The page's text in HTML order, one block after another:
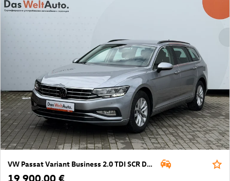
VW Passat Variant Business 2.0 TDI SCR DSG
19 900,00 €